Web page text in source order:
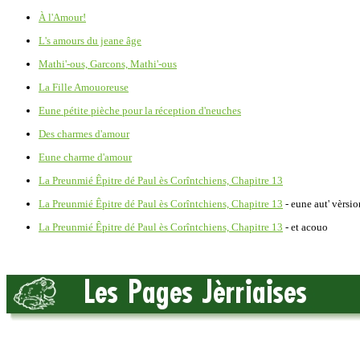
À l'Amour!
L's amours du jeane âge
Mathi'-ous, Garcons, Mathi'-ous
La Fille Amouoreuse
Eune pétite pièche pour la réception d'neuches
Des charmes d'amour
Eune charme d'amour
La Preunmié Êpitre dé Paul ès Corîntchiens, Chapitre 13
La Preunmié Êpitre dé Paul ès Corîntchiens, Chapitre 13 - eune aut'
La Preunmié Êpitre dé Paul ès Corîntchiens, Chapitre 13 - et acouo